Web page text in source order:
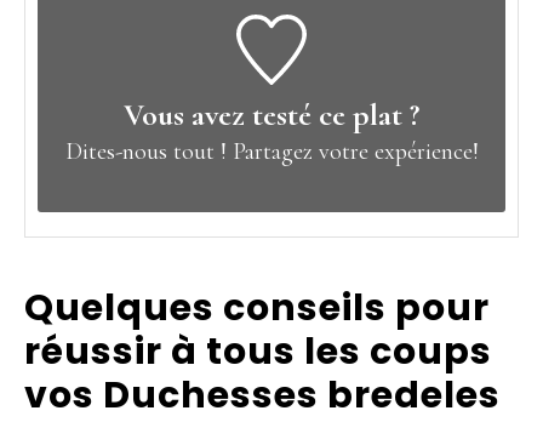
Vous avez testé ce plat ?
Dites-nous tout ! Partagez votre expérience!
Quelques conseils pour
réussir à tous les coups
vos Duchesses bredeles